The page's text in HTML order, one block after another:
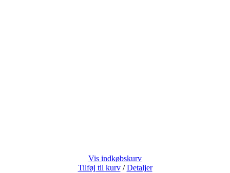
Vis indkøbskurv
Tilføj til kurv / Detaljer